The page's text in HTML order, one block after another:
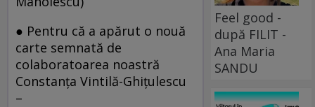
● Pentru că a apărut o nouă
carte semnată de
colaboratoarea noastră
Constanţa Vintilă-Ghiţulescu
–
Feel good -
după FILIT -
Ana Maria
SANDU